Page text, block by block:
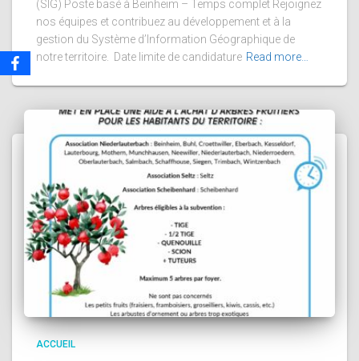
(SIG) Poste basé à Beinheim – Temps complet Rejoignez
nos équipes et contribuez au développement et à la
gestion du Système d’Information Géographique de
notre territoire. Date limite de candidature Read more…
ACCUEIL